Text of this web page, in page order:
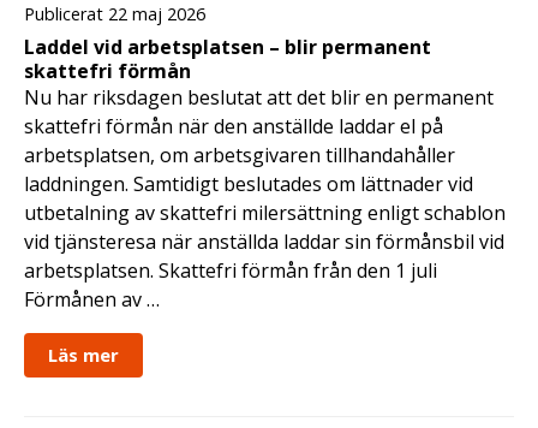
Publicerat 22 maj 2026
Laddel vid arbetsplatsen – blir permanent
skattefri förmån
Nu har riksdagen beslutat att det blir en permanent
skattefri förmån när den anställde laddar el på
arbetsplatsen, om arbetsgivaren tillhandahåller
laddningen. Samtidigt beslutades om lättnader vid
utbetalning av skattefri milersättning enligt schablon
vid tjänsteresa när anställda laddar sin förmånsbil vid
arbetsplatsen. Skattefri förmån från den 1 juli
Förmånen av …
Läs mer